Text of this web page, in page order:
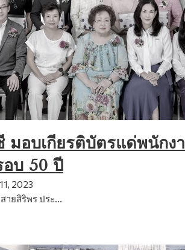
มอบเกียรติบัตรแด่พนักง
อบ 50 ปี
2023
ายสิริพร ประ…